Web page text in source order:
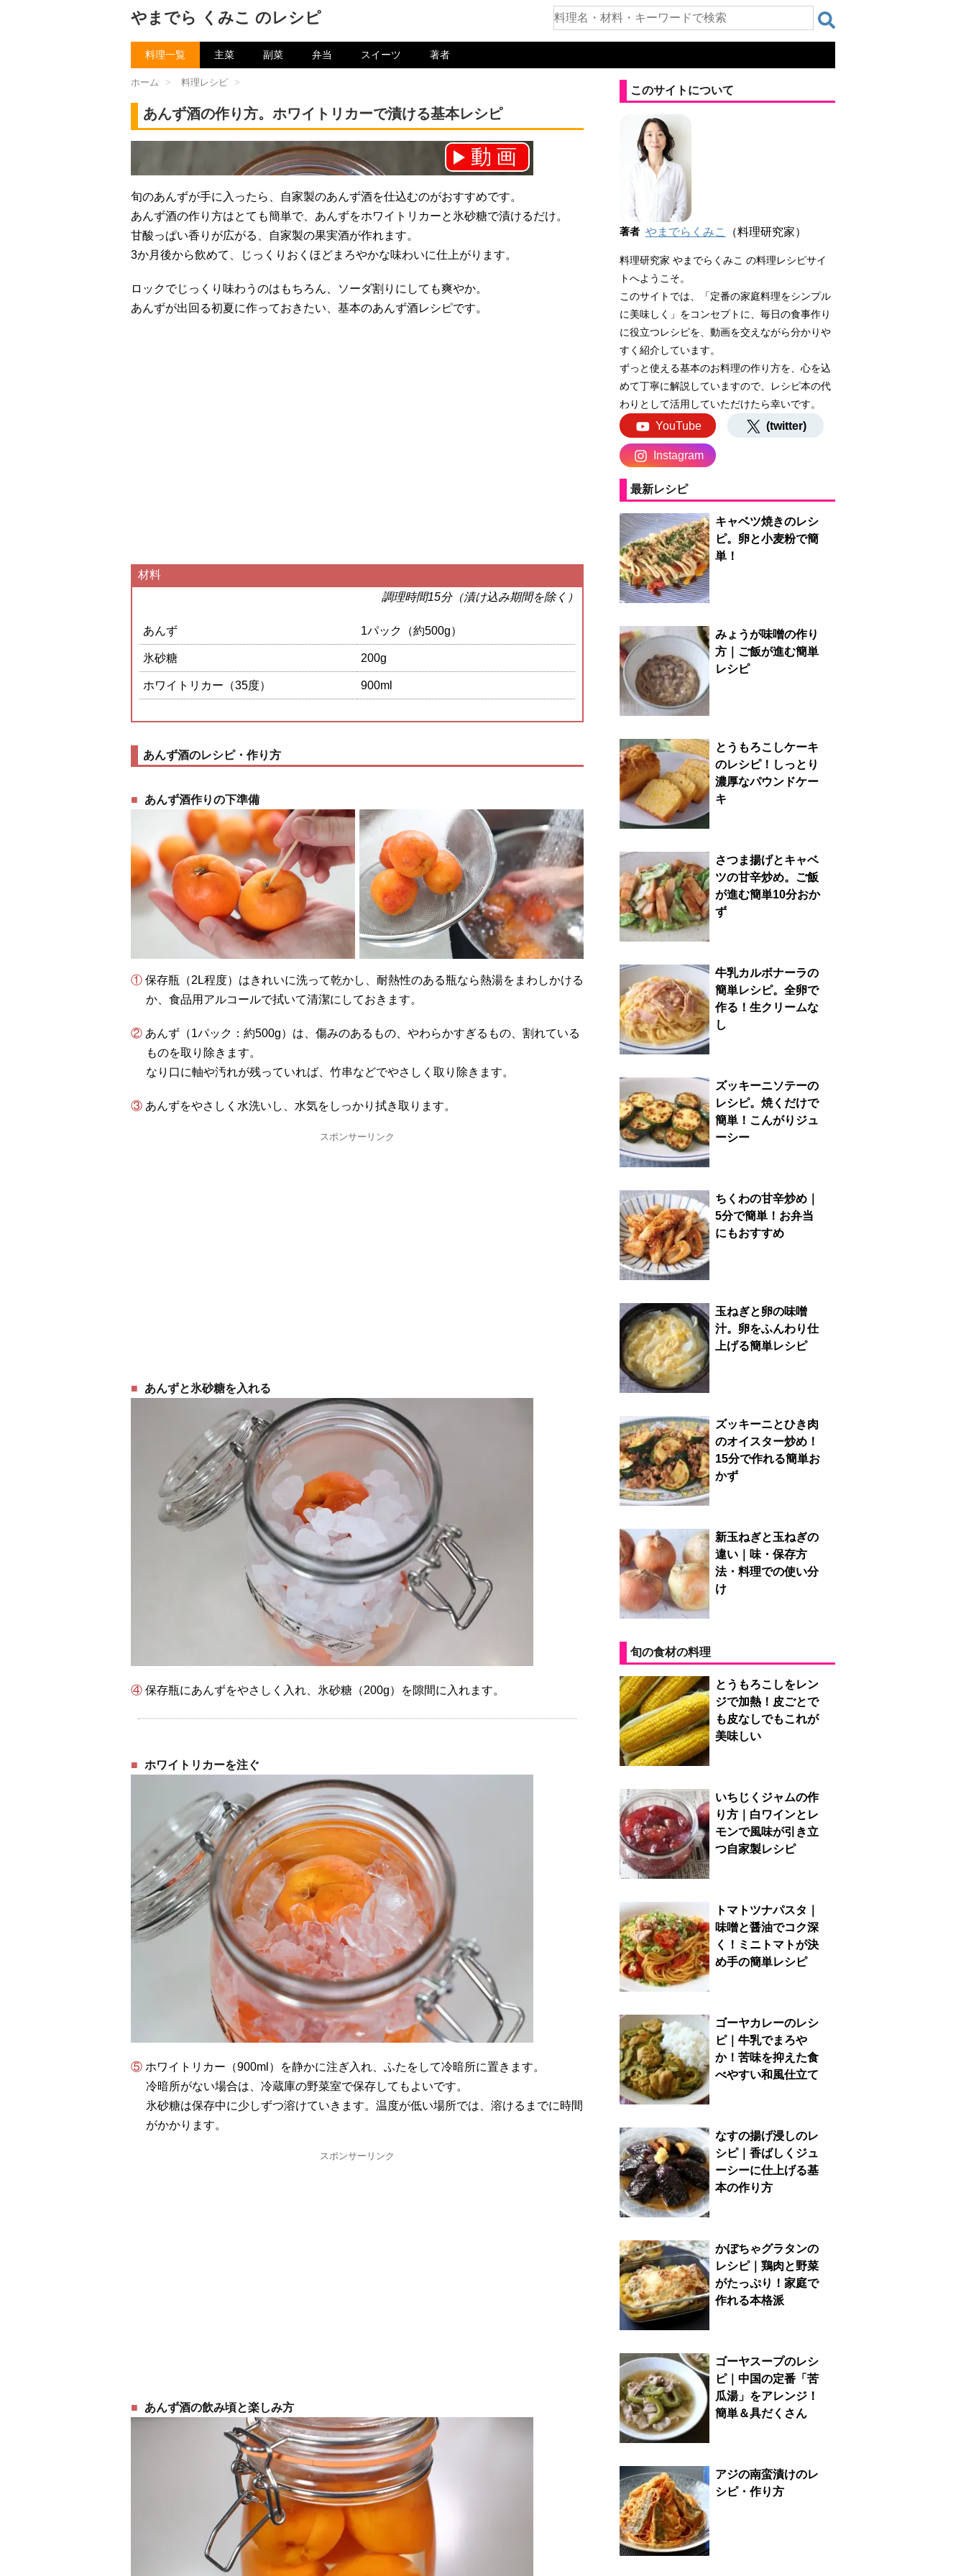
やまでら くみこ のレシピ
料理一覧 主菜 副菜 弁当 スイーツ 著者
ホーム > 料理レシピ >
あんず酒の作り方。ホワイトリカーで漬ける基本レシピ
動画
チャンネル登録をお願いします！⇒
旬のあんずが手に入ったら、自家製のあんず酒を仕込むのがおすすめです。
あんず酒の作り方はとても簡単で、あんずをホワイトリカーと氷砂糖で漬けるだけ。
甘酸っぱい香りが広がる、自家製の果実酒が作れます。
3か月後から飲めて、じっくりおくほどまろやかな味わいに仕上がります。
ロックでじっくり味わうのはもちろん、ソーダ割りにしても爽やか。
あんずが出回る初夏に作っておきたい、基本のあんず酒レシピです。
材料
調理時間15分（漬け込み期間を除く）
あんず 1パック（約500g）
氷砂糖 200g
ホワイトリカー（35度） 900ml
あんず酒のレシピ・作り方
あんず酒作りの下準備
① 保存瓶（2L程度）はきれいに洗って乾かし、耐熱性のある瓶なら熱湯をまわしかける
か、食品用アルコールで拭いて清潔にしておきます。
② あんず（1パック：約500g）は、傷みのあるもの、やわらかすぎるもの、割れている
ものを取り除きます。
なり口に軸や汚れが残っていれば、竹串などでやさしく取り除きます。
③ あんずをやさしく水洗いし、水気をしっかり拭き取ります。
スポンサーリンク
あんずと氷砂糖を入れる
④ 保存瓶にあんずをやさしく入れ、氷砂糖（200g）を隙間に入れます。
ホワイトリカーを注ぐ
⑤ ホワイトリカー（900ml）を静かに注ぎ入れ、ふたをして冷暗所に置きます。
冷暗所がない場合は、冷蔵庫の野菜室で保存してもよいです。
氷砂糖は保存中に少しずつ溶けていきます。温度が低い場所では、溶けるまでに時間
がかかります。
スポンサーリンク
あんず酒の飲み頃と楽しみ方
このサイトについて
著者 やまでらくみこ （料理研究家）
料理研究家 やまでらくみこ の料理レシピサイ
トへようこそ。
このサイトでは、「定番の家庭料理をシンプル
に美味しく」をコンセプトに、毎日の食事作り
に役立つレシピを、動画を交えながら分かりや
すく紹介しています。
ずっと使える基本のお料理の作り方を、心を込
めて丁寧に解説していますので、レシピ本の代
わりとして活用していただけたら幸いです。
YouTube (twitter)
Instagram
最新レシピ
キャベツ焼きのレシ
ピ。卵と小麦粉で簡
単！
みょうが味噌の作り
方｜ご飯が進む簡単
レシピ
とうもろこしケーキ
のレシピ！しっとり
濃厚なパウンドケー
キ
さつま揚げとキャベ
ツの甘辛炒め。ご飯
が進む簡単10分おか
ず
牛乳カルボナーラの
簡単レシピ。全卵で
作る！生クリームな
し
ズッキーニソテーの
レシピ。焼くだけで
簡単！こんがりジュ
ーシー
ちくわの甘辛炒め｜
5分で簡単！お弁当
にもおすすめ
玉ねぎと卵の味噌
汁。卵をふんわり仕
上げる簡単レシピ
ズッキーニとひき肉
のオイスター炒め！
15分で作れる簡単お
かず
新玉ねぎと玉ねぎの
違い｜味・保存方
法・料理での使い分
け
旬の食材の料理
とうもろこしをレン
ジで加熱！皮ごとで
も皮なしでもこれが
美味しい
いちじくジャムの作
り方｜白ワインとレ
モンで風味が引き立
つ自家製レシピ
トマトツナパスタ｜
味噌と醤油でコク深
く！ミニトマトが決
め手の簡単レシピ
ゴーヤカレーのレシ
ピ｜牛乳でまろや
か！苦味を抑えた食
べやすい和風仕立て
なすの揚げ浸しのレ
シピ｜香ばしくジュ
ーシーに仕上げる基
本の作り方
かぼちゃグラタンの
レシピ｜鶏肉と野菜
がたっぷり！家庭で
作れる本格派
ゴーヤスープのレシ
ピ｜中国の定番「苦
瓜湯」をアレンジ！
簡単＆具だくさん
アジの南蛮漬けのレ
シピ・作り方